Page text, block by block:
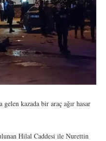
kazada bir araç ağır hasar
Hilal Caddesi ile Nurettin